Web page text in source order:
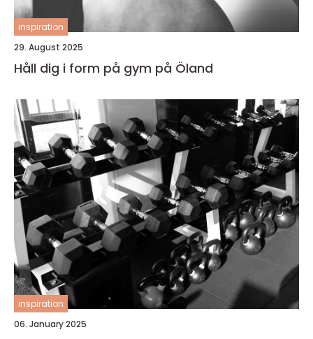
inspiration
29. August 2025
Håll dig i form på gym på Öland
inspiration
06. January 2025